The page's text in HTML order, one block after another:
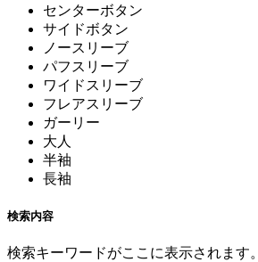
センターボタン
サイドボタン
ノースリーブ
パフスリーブ
ワイドスリーブ
フレアスリーブ
ガーリー
大人
半袖
長袖
検索内容
検索キーワードがここに表示されます。